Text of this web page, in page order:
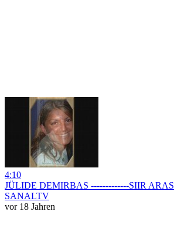
4:10
JÜLIDE DEMIRBAS -------------SIIR ARAS
SANALTV
vor 18 Jahren